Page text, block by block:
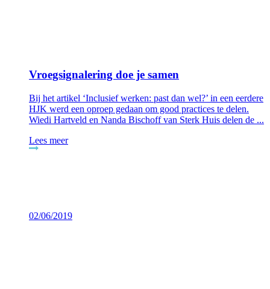
Vroegsignalering doe je samen
Bij het artikel ‘Inclusief werken: past dan wel?’ in een eerdere
HJK werd een oproep gedaan om good practices te delen.
Wiedi Hartveld en Nanda Bischoff van Sterk Huis delen de ...
Lees meer
02/06/2019